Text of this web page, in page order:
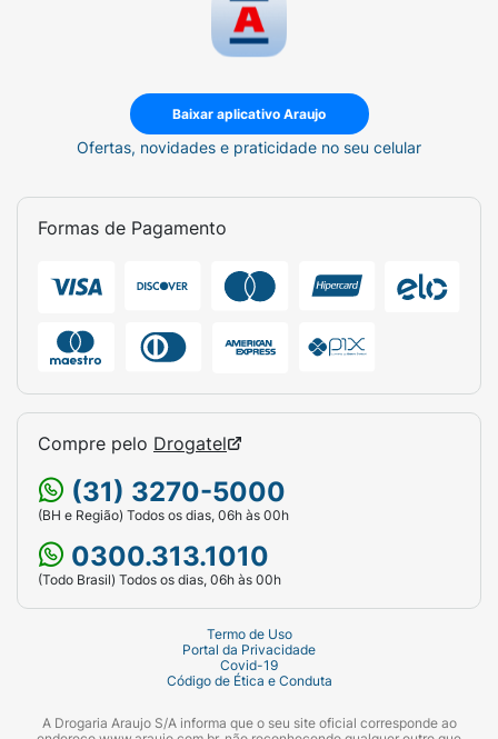
Baixar aplicativo Araujo
Ofertas, novidades e praticidade no seu celular
Formas de Pagamento
Compre pelo Drogatel
(31) 3270-5000
(BH e Região) Todos os dias, 06h às 00h
0300.313.1010
(Todo Brasil) Todos os dias, 06h às 00h
Termo de Uso
Portal da Privacidade
Covid-19
Código de Ética e Conduta
A Drogaria Araujo S/A informa que o seu site oficial corresponde ao